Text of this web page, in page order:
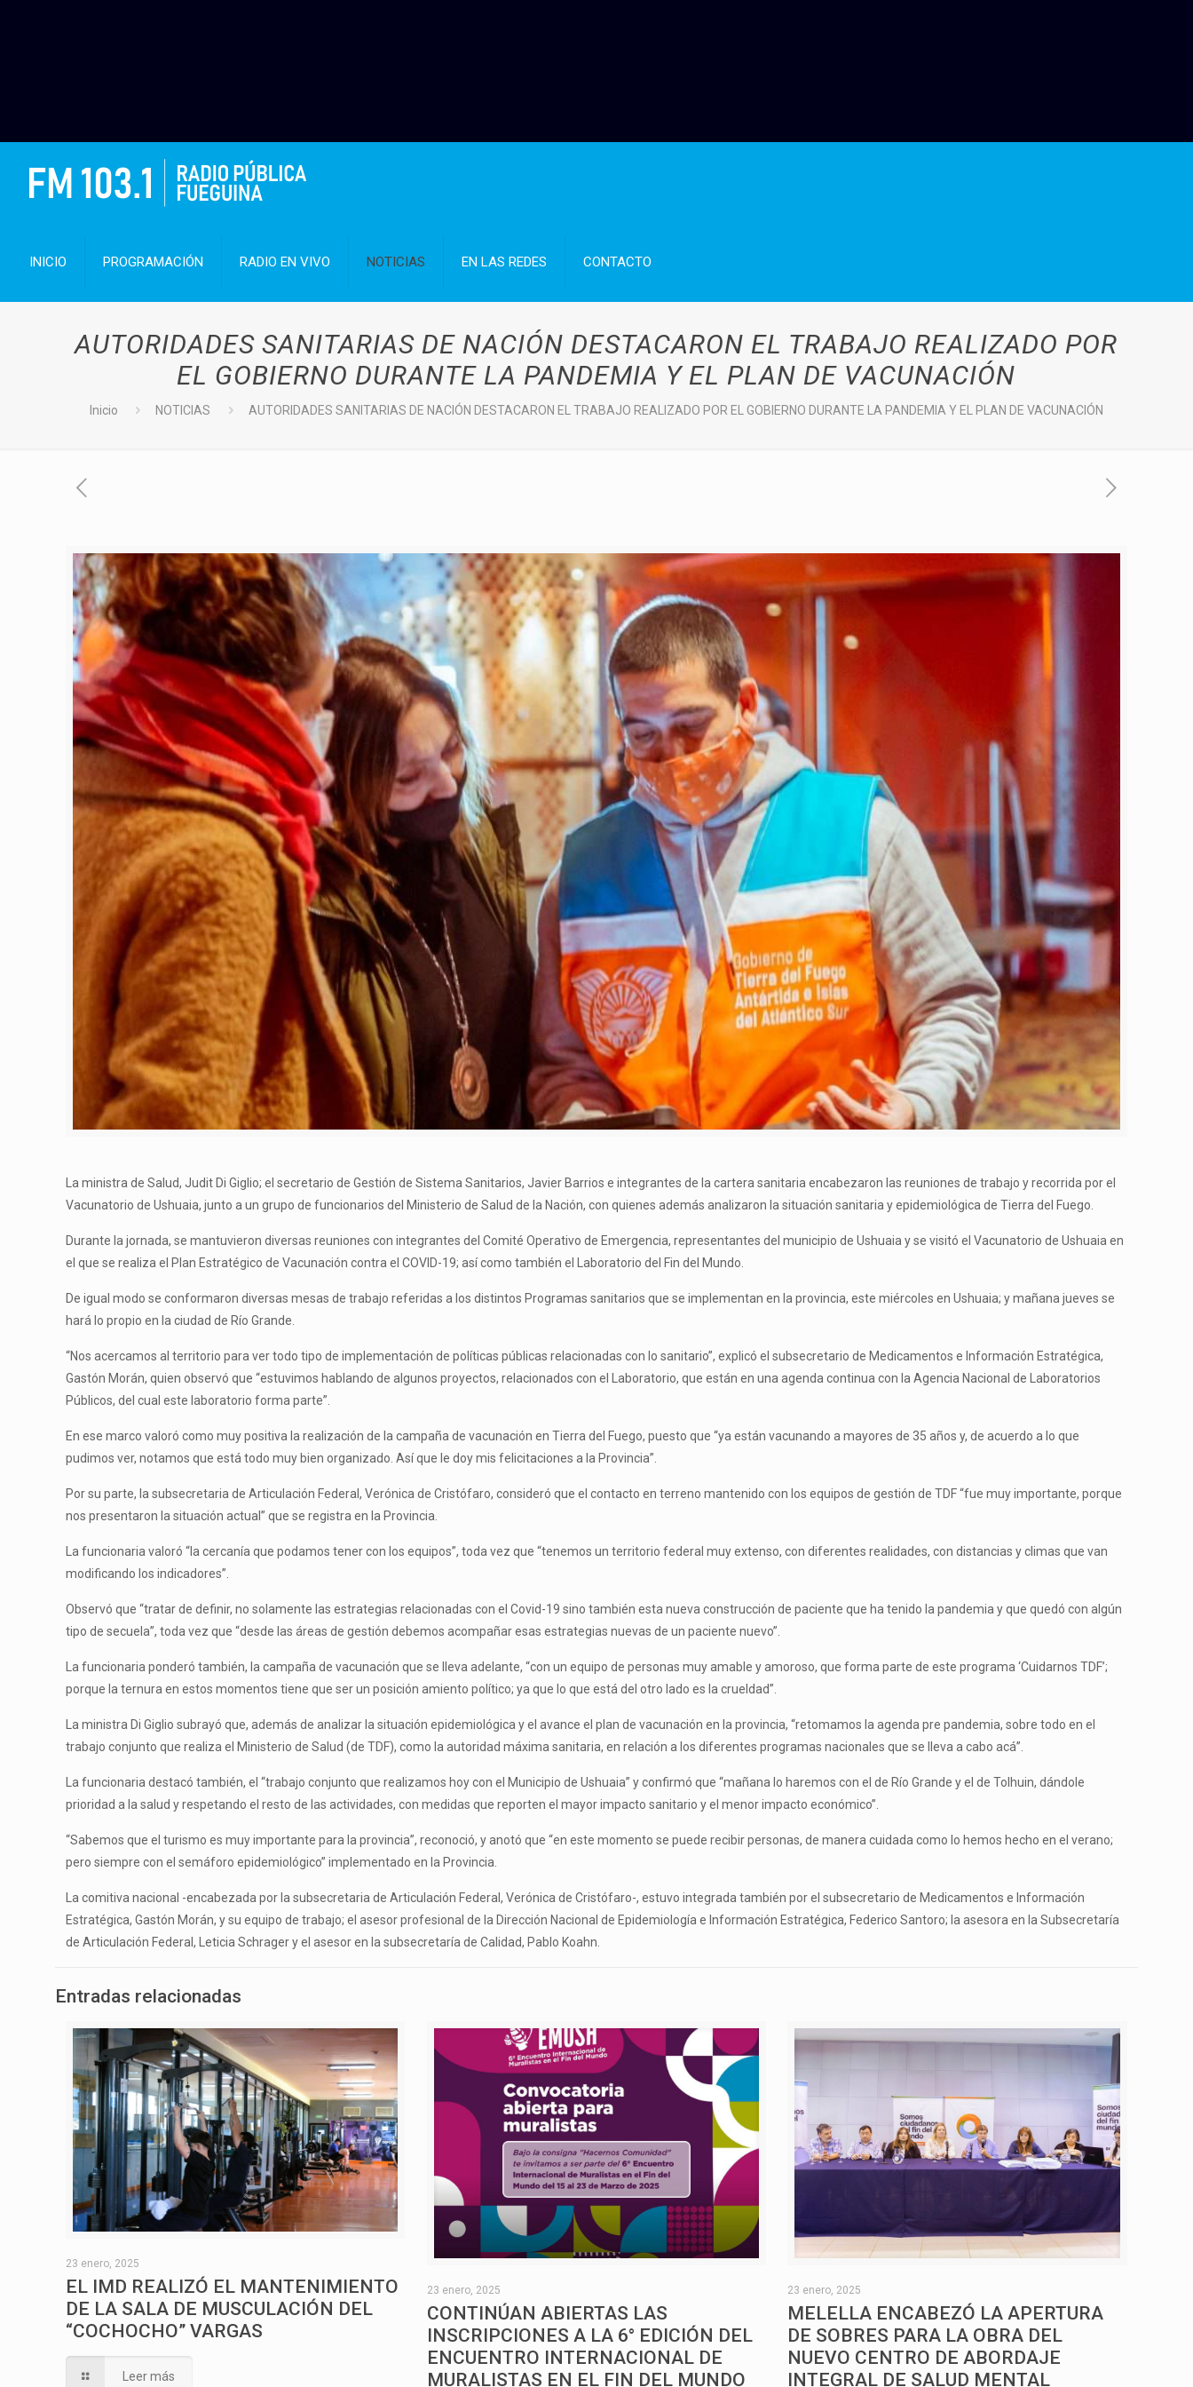
INICIO PROGRAMACIÓN RADIO EN VIVO NOTICIAS EN LAS REDES CONTACTO
AUTORIDADES SANITARIAS DE NACIÓN DESTACARON EL TRABAJO REALIZADO POR
EL GOBIERNO DURANTE LA PANDEMIA Y EL PLAN DE VACUNACIÓN
Inicio NOTICIAS AUTORIDADES SANITARIAS DE NACIÓN DESTACARON EL TRABAJO REALIZADO POR EL GOBIERNO DURANTE LA PANDEMIA Y EL PLAN DE VACUNACIÓN
La ministra de Salud, Judit Di Giglio; el secretario de Gestión de Sistema Sanitarios, Javier Barrios e integrantes de la cartera sanitaria encabezaron las reuniones de trabajo y recorrida por el
Vacunatorio de Ushuaia, junto a un grupo de funcionarios del Ministerio de Salud de la Nación, con quienes además analizaron la situación sanitaria y epidemiológica de Tierra del Fuego.
Durante la jornada, se mantuvieron diversas reuniones con integrantes del Comité Operativo de Emergencia, representantes del municipio de Ushuaia y se visitó el Vacunatorio de Ushuaia en
el que se realiza el Plan Estratégico de Vacunación contra el COVID-19; así como también el Laboratorio del Fin del Mundo.
De igual modo se conformaron diversas mesas de trabajo referidas a los distintos Programas sanitarios que se implementan en la provincia, este miércoles en Ushuaia; y mañana jueves se
hará lo propio en la ciudad de Río Grande.
“Nos acercamos al territorio para ver todo tipo de implementación de políticas públicas relacionadas con lo sanitario”, explicó el subsecretario de Medicamentos e Información Estratégica,
Gastón Morán, quien observó que “estuvimos hablando de algunos proyectos, relacionados con el Laboratorio, que están en una agenda continua con la Agencia Nacional de Laboratorios
Públicos, del cual este laboratorio forma parte”.
En ese marco valoró como muy positiva la realización de la campaña de vacunación en Tierra del Fuego, puesto que “ya están vacunando a mayores de 35 años y, de acuerdo a lo que
pudimos ver, notamos que está todo muy bien organizado. Así que le doy mis felicitaciones a la Provincia”.
Por su parte, la subsecretaria de Articulación Federal, Verónica de Cristófaro, consideró que el contacto en terreno mantenido con los equipos de gestión de TDF “fue muy importante, porque
nos presentaron la situación actual” que se registra en la Provincia.
La funcionaria valoró “la cercanía que podamos tener con los equipos”, toda vez que “tenemos un territorio federal muy extenso, con diferentes realidades, con distancias y climas que van
modificando los indicadores”.
Observó que “tratar de definir, no solamente las estrategias relacionadas con el Covid-19 sino también esta nueva construcción de paciente que ha tenido la pandemia y que quedó con algún
tipo de secuela”, toda vez que “desde las áreas de gestión debemos acompañar esas estrategias nuevas de un paciente nuevo”.
La funcionaria ponderó también, la campaña de vacunación que se lleva adelante, “con un equipo de personas muy amable y amoroso, que forma parte de este programa ‘Cuidarnos TDF’;
porque la ternura en estos momentos tiene que ser un posición amiento político; ya que lo que está del otro lado es la crueldad”.
La ministra Di Giglio subrayó que, además de analizar la situación epidemiológica y el avance el plan de vacunación en la provincia, “retomamos la agenda pre pandemia, sobre todo en el
trabajo conjunto que realiza el Ministerio de Salud (de TDF), como la autoridad máxima sanitaria, en relación a los diferentes programas nacionales que se lleva a cabo acá”.
La funcionaria destacó también, el “trabajo conjunto que realizamos hoy con el Municipio de Ushuaia” y confirmó que “mañana lo haremos con el de Río Grande y el de Tolhuin, dándole
prioridad a la salud y respetando el resto de las actividades, con medidas que reporten el mayor impacto sanitario y el menor impacto económico”.
“Sabemos que el turismo es muy importante para la provincia”, reconoció, y anotó que “en este momento se puede recibir personas, de manera cuidada como lo hemos hecho en el verano;
pero siempre con el semáforo epidemiológico” implementado en la Provincia.
La comitiva nacional -encabezada por la subsecretaria de Articulación Federal, Verónica de Cristófaro-, estuvo integrada también por el subsecretario de Medicamentos e Información
Estratégica, Gastón Morán, y su equipo de trabajo; el asesor profesional de la Dirección Nacional de Epidemiología e Información Estratégica, Federico Santoro; la asesora en la Subsecretaría
de Articulación Federal, Leticia Schrager y el asesor en la subsecretaría de Calidad, Pablo Koahn.
Entradas relacionadas
23 enero, 2025
EL IMD REALIZÓ EL MANTENIMIENTO
DE LA SALA DE MUSCULACIÓN DEL
“COCHOCHO” VARGAS
Leer más
23 enero, 2025
CONTINÚAN ABIERTAS LAS
INSCRIPCIONES A LA 6° EDICIÓN DEL
ENCUENTRO INTERNACIONAL DE
MURALISTAS EN EL FIN DEL MUNDO
23 enero, 2025
MELELLA ENCABEZÓ LA APERTURA
DE SOBRES PARA LA OBRA DEL
NUEVO CENTRO DE ABORDAJE
INTEGRAL DE SALUD MENTAL